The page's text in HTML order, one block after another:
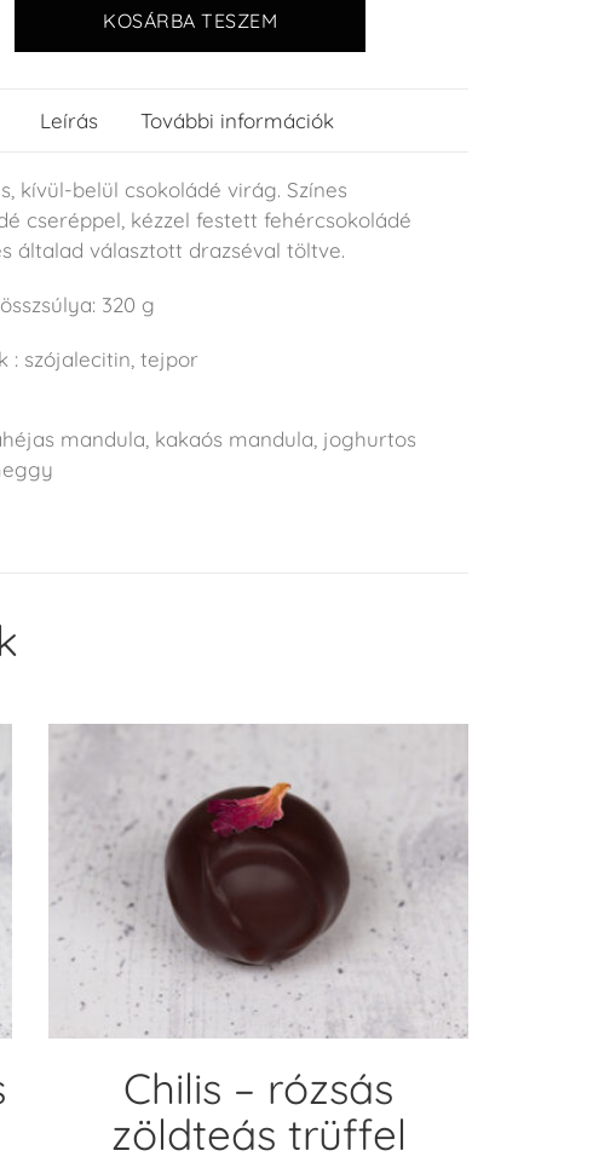
KOSÁRBA TESZEM
Leírás További információk
kívül-belül csokoládé virág. Színes
cseréppel, kézzel festett fehércsokoládé
általad választott drazséval töltve.
320 g
: szójalecitin, tejpor
mandula, kakaós mandula, joghurtos
KOSÁRBA TESZEM
Chilis – rózsás
zöldteás trüffel